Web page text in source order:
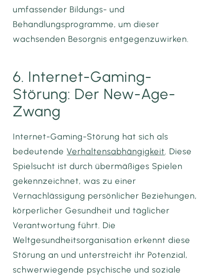
umfassender Bildungs- und
Behandlungsprogramme, um dieser
wachsenden Besorgnis entgegenzuwirken.
6. Internet-Gaming-
Störung: Der New-Age-
Zwang
Internet-Gaming-Störung hat sich als
bedeutendeVerhaltensabhängigkeit. Diese
Spielsucht ist durch übermäßiges Spielen
gekennzeichnet, was zu einer
Vernachlässigung persönlicher Beziehungen,
körperlicher Gesundheit und täglicher
Verantwortung führt. Die
Weltgesundheitsorganisation erkennt diese
Störung an und unterstreicht ihr Potenzial,
schwerwiegende psychische und soziale